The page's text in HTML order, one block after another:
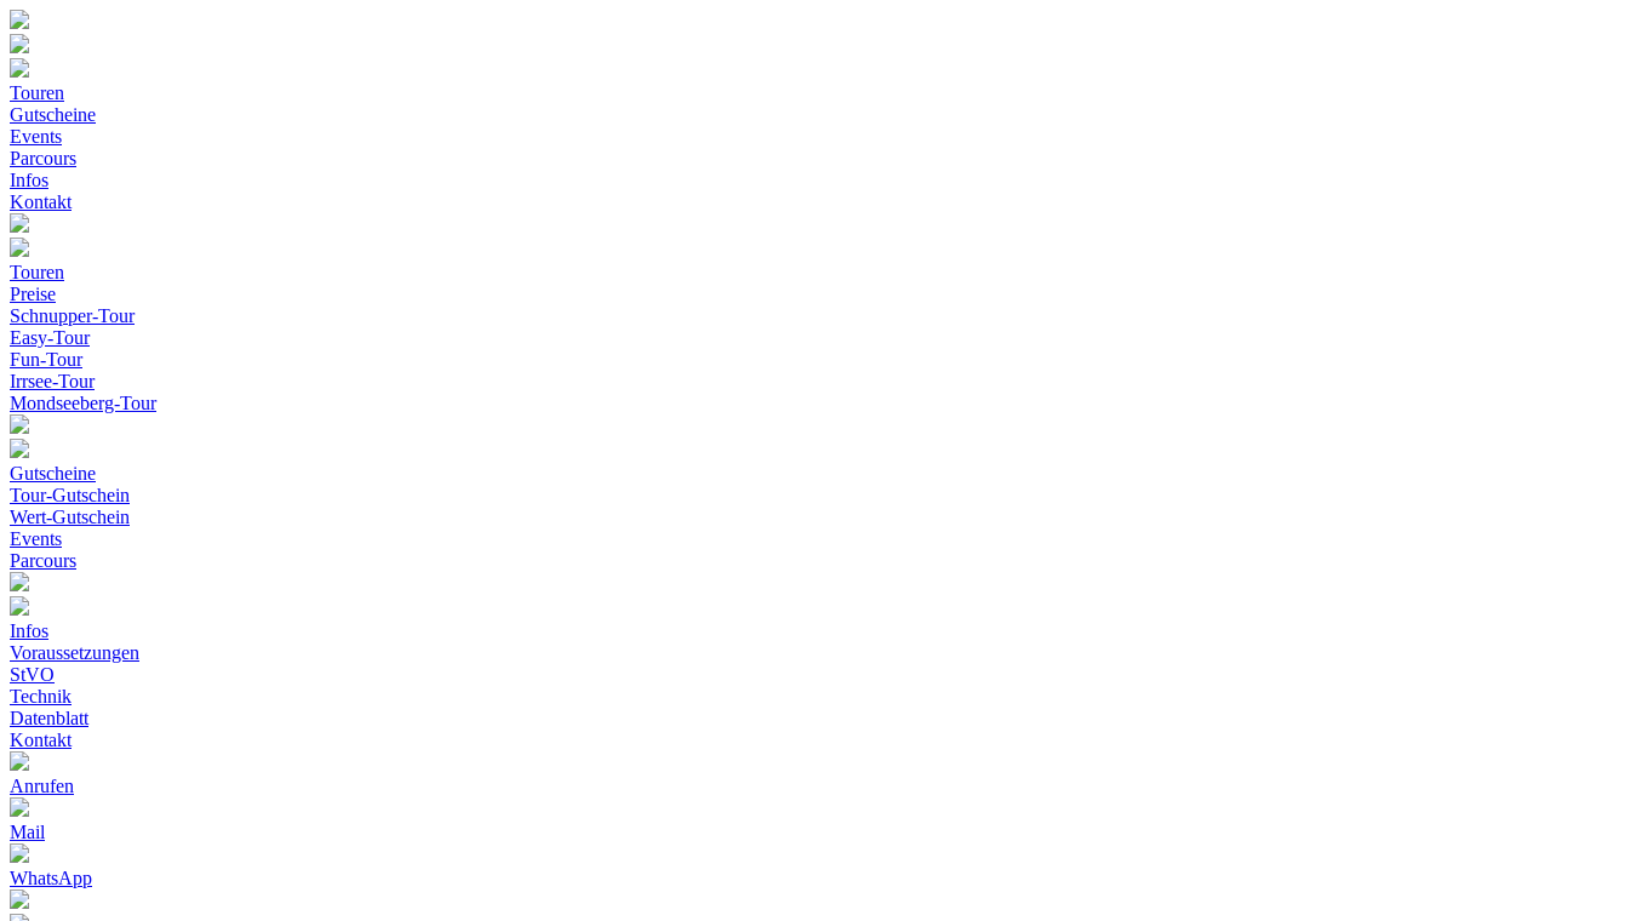
Touren
Gutscheine
Events
Parcours
Infos
Kontakt
Touren
Preise
Schnupper-Tour
Easy-Tour
Fun-Tour
Irrsee-Tour
Mondseeberg-Tour
Gutscheine
Tour-Gutschein
Wert-Gutschein
Events
Parcours
Infos
Voraussetzungen
StVO
Technik
Datenblatt
Kontakt
Anrufen
Mail
WhatsApp